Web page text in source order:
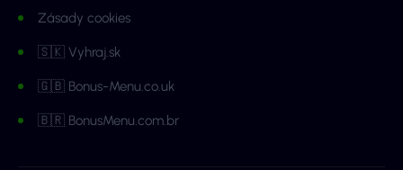
Zásady cookies
🇸🇰 Vyhraj.sk
🇬🇧 Bonus-Menu.co.uk
🇧🇷 BonusMenu.com.br